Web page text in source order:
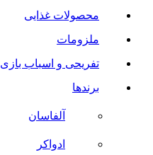
محصولات غذایی
ملزومات
تفریحی و اسباب بازی
برندها
آلفاسان
ادواکر